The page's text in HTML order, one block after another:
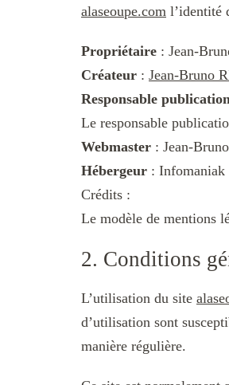
alaseoupe.com l’identité
Propriétaire : Jean-
Créateur : Jean-Bruno
Responsable
Le responsable
Webmaster : Jean-
Hébergeur : Infomaniak
Crédits :
Le modèle de mentions
2. Conditions
L’utilisation du site
d’utilisation sont
manière régulière.